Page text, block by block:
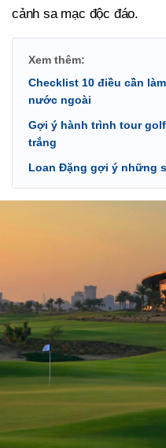
cảnh sa mạc độc đáo.
Xem thêm:
Checklist 10 điều cần
nước ngoài
Gợi ý hành trình tour
trắng
Loan Đặng gợi ý những